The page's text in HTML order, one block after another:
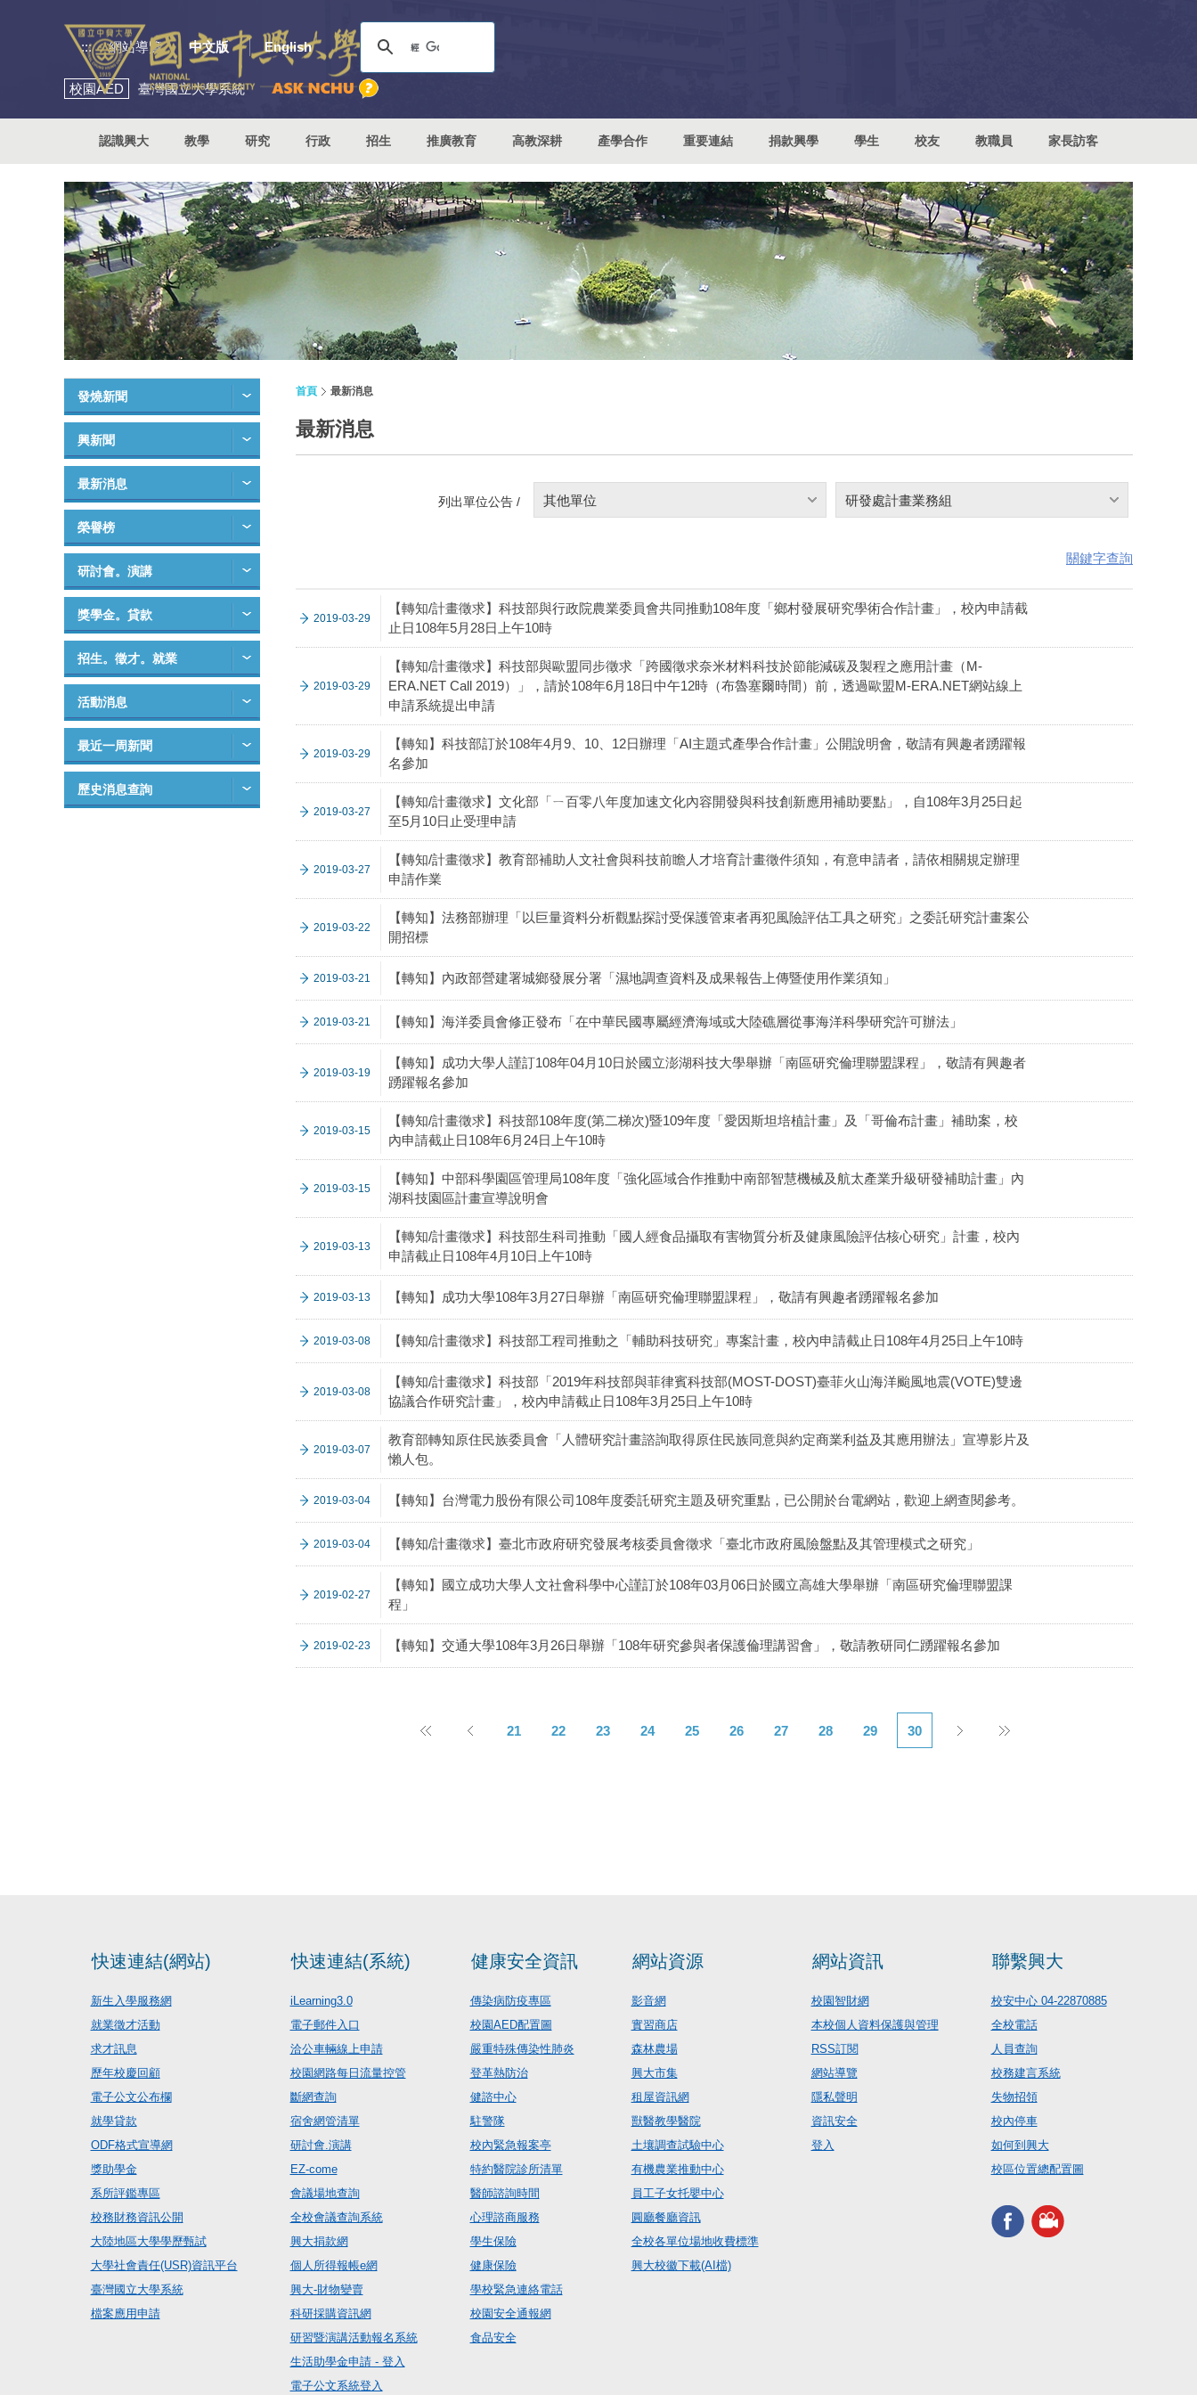
::: 網站導覽 中文版 English
校園AED 臺灣國立大學系統
認識興大 教學 研究 行政 招生 推廣教育 高教深耕 產學合作 重要連結 捐款興學 學生 校友 教職員 家長訪客
發燒新聞
興新聞
最新消息
榮譽榜
研討會。演講
獎學金。貸款
招生。徵才。就業
活動消息
最近一周新聞
歷史消息查詢
首頁 最新消息
最新消息
列出單位公告 / 其他單位 研發處計畫業務組
關鍵字查詢
2019-03-29
【轉知/計畫徵求】科技部與行政院農業委員會共同推動108年度「鄉村發展研究學術合作計畫」，校內申請截
止日108年5月28日上午10時
2019-03-29
【轉知/計畫徵求】科技部與歐盟同步徵求「跨國徵求奈米材料科技於節能減碳及製程之應用計畫（M-
ERA.NET Call 2019）」，請於108年6月18日中午12時（布魯塞爾時間）前，透過歐盟M-ERA.NET網站線上
申請系統提出申請
2019-03-29
【轉知】科技部訂於108年4月9、10、12日辦理「AI主題式產學合作計畫」公開說明會，敬請有興趣者踴躍報
名參加
2019-03-27
【轉知/計畫徵求】文化部「ㄧ百零八年度加速文化內容開發與科技創新應用補助要點」，自108年3月25日起
至5月10日止受理申請
2019-03-27
【轉知/計畫徵求】教育部補助人文社會與科技前瞻人才培育計畫徵件須知，有意申請者，請依相關規定辦理
申請作業
2019-03-22
【轉知】法務部辦理「以巨量資料分析觀點探討受保護管束者再犯風險評估工具之研究」之委託研究計畫案公
開招標
2019-03-21 【轉知】內政部營建署城鄉發展分署「濕地調查資料及成果報告上傳暨使用作業須知」
2019-03-21 【轉知】海洋委員會修正發布「在中華民國專屬經濟海域或大陸礁層從事海洋科學研究許可辦法」
2019-03-19
【轉知】成功大學人謹訂108年04月10日於國立澎湖科技大學舉辦「南區研究倫理聯盟課程」，敬請有興趣者
踴躍報名參加
2019-03-15
【轉知/計畫徵求】科技部108年度(第二梯次)暨109年度「愛因斯坦培植計畫」及「哥倫布計畫」補助案，校
內申請截止日108年6月24日上午10時
2019-03-15
【轉知】中部科學園區管理局108年度「強化區域合作推動中南部智慧機械及航太產業升級研發補助計畫」內
湖科技園區計畫宣導說明會
2019-03-13
【轉知/計畫徵求】科技部生科司推動「國人經食品攝取有害物質分析及健康風險評估核心研究」計畫，校內
申請截止日108年4月10日上午10時
2019-03-13 【轉知】成功大學108年3月27日舉辦「南區研究倫理聯盟課程」，敬請有興趣者踴躍報名參加
2019-03-08 【轉知/計畫徵求】科技部工程司推動之「輔助科技研究」專案計畫，校內申請截止日108年4月25日上午10時
2019-03-08
【轉知/計畫徵求】科技部「2019年科技部與菲律賓科技部(MOST-DOST)臺菲火山海洋颱風地震(VOTE)雙邊
協議合作研究計畫」，校內申請截止日108年3月25日上午10時
2019-03-07
教育部轉知原住民族委員會「人體研究計畫諮詢取得原住民族同意與約定商業利益及其應用辦法」宣導影片及
懶人包。
2019-03-04 【轉知】台灣電力股份有限公司108年度委託研究主題及研究重點，已公開於台電網站，歡迎上網查閱參考。
2019-03-04 【轉知/計畫徵求】臺北市政府研究發展考核委員會徵求「臺北市政府風險盤點及其管理模式之研究」
2019-02-27
【轉知】國立成功大學人文社會科學中心謹訂於108年03月06日於國立高雄大學舉辦「南區研究倫理聯盟課
程」
2019-02-23 【轉知】交通大學108年3月26日舉辦「108年研究參與者保護倫理講習會」，敬請教研同仁踴躍報名參加
21 22 23 24 25 26 27 28 29 30
快速連結(網站)
新生入學服務網
就業徵才活動
求才訊息
歷年校慶回顧
電子公文公布欄
就學貸款
ODF格式宣導網
獎助學金
系所評鑑專區
校務財務資訊公開
大陸地區大學學歷甄試
大學社會責任(USR)資訊平台
臺灣國立大學系統
檔案應用申請
快速連結(系統)
iLearning3.0
電子郵件入口
洽公車輛線上申請
校園網路每日流量控管
斷網查詢
宿舍網管清單
研討會.演講
EZ-come
會議場地查詢
全校會議查詢系統
興大捐款網
個人所得報帳e網
興大-財物變賣
科研採購資訊網
研習暨演講活動報名系統
生活助學金申請 - 登入
電子公文系統登入
健康安全資訊
傳染病防疫專區
校園AED配置圖
嚴重特殊傳染性肺炎
登革熱防治
健諮中心
駐警隊
校內緊急報案亭
特約醫院診所清單
醫師諮詢時間
心理諮商服務
學生保險
健康保險
學校緊急連絡電話
校園安全通報網
食品安全
網站資源
影音網
實習商店
森林農場
興大市集
租屋資訊網
獸醫教學醫院
土壤調查試驗中心
有機農業推動中心
員工子女托嬰中心
圓廳餐廳資訊
全校各單位場地收費標準
興大校徽下載(AI檔)
網站資訊
校園智財網
本校個人資料保護與管理
RSS訂閱
網站導覽
隱私聲明
資訊安全
登入
聯繫興大
校安中心 04-22870885
全校電話
人員查詢
校務建言系統
失物招領
校內停車
如何到興大
校區位置總配置圖